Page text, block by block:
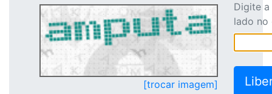
[trocar imagem]
Digite
lado no